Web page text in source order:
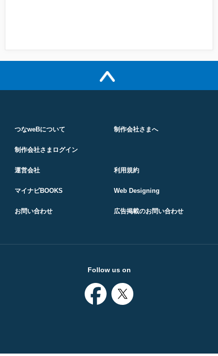
つなweBについて 制作会社さまへ
制作会社さまログイン
運営会社 利用規約
マイナビBOOKS Web Designing
お問い合わせ 広告掲載のお問い合わせ
Follow us on